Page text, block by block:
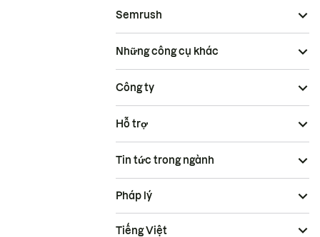
Semrush
Những công cụ khác
Công ty
Hỗ trợ
Tin tức trong ngành
Pháp lý
Tiếng Việt